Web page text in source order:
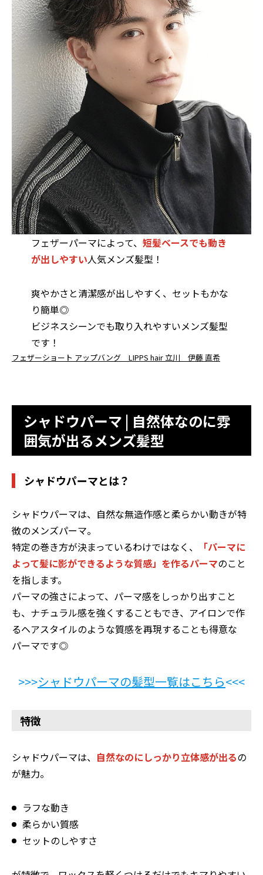
フェザーパーマによって、 短髪ベースでも動き
が出しやすい人気メンズ髪型！
爽やかさと清潔感が出しやすく、セットもかな
り簡単◎
ビジネスシーンでも取り入れやすいメンズ髪型
です！
フェザーショート アップバング LIPPS hair 立川 伊藤 直希
シャドウパーマ | 自然体なのに雰
囲気が出るメンズ髪型
シャドウパーマとは？
シャドウパーマは、自然な無造作感と柔らかい動きが特
徴のメンズパーマ。
特定の巻き方が決まっているわけではなく、
「パーマに
よって髪に影ができるような質感」を作るパーマのこと
を指します。
パーマの強さによって、パーマ感をしっかり出すこと
も、ナチュラル感を強くすることもでき、アイロンで作
るヘアスタイルのような質感を再現することも得意な
パーマです◎
>>>シャドウパーマの髪型一覧はこちら<<<
特徴
シャドウパーマは、 自然なのにしっかり立体感が出るの
が魅力。
ラフな動き
柔らかい質感
セットのしやすさ